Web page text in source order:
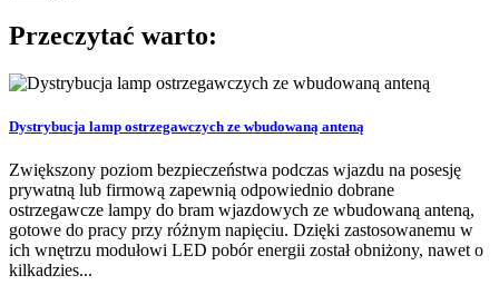
Przeczytać warto:
Dystrybucja lamp ostrzegawczych ze wbudowaną anteną
Zwiększony poziom bezpieczeństwa podczas wjazdu na posesję
prywatną lub firmową zapewnią odpowiednio dobrane
ostrzegawcze lampy do bram wjazdowych ze wbudowaną anteną,
gotowe do pracy przy różnym napięciu. Dzięki zastosowanemu w
ich wnętrzu modułowi LED pobór energii został obniżony, nawet o
kilkadzies...